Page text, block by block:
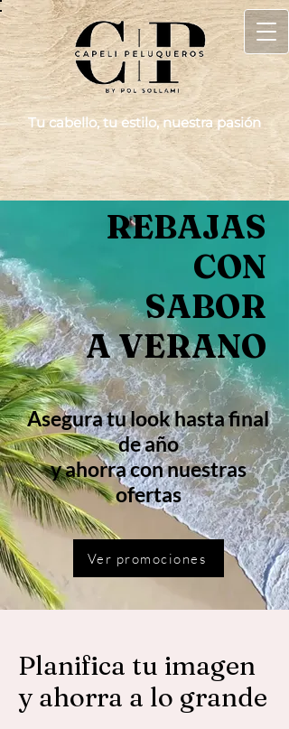
Tu cabello, tu estilo, nuestra pasión
REBAJAS
CON
Asegura tu look hasta final
de año
y ahorra con nuestras
ofertas
Ver promociones
Planifica tu imagen
y ahorra a lo grande